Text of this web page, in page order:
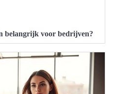
belangrijk voor bedrijven?